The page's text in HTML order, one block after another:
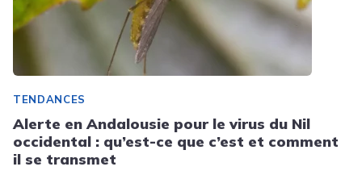
TENDANCES
Alerte en Andalousie pour le virus du Nil
occidental : qu’est-ce que c’est et comment
il se transmet